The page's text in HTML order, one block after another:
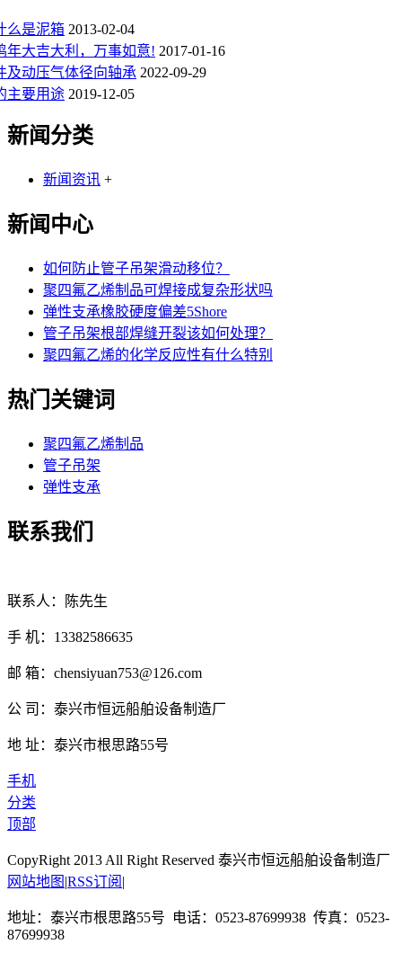
么是泥箱 2013-02-04
年大吉大利，万事如意! 2017-01-16
及动压气体径向轴承 2022-09-29
主要用途 2019-12-05
新闻分类
新闻资讯 +
新闻中心
如何防止管子吊架滑动移位？
聚四氟乙烯制品可焊接成复杂形状吗
弹性支承橡胶硬度偏差5Shore
管子吊架根部焊缝开裂该如何处理？
聚四氟乙烯的化学反应性有什么特别
热门关键词
聚四氟乙烯制品
管子吊架
弹性支承
联系我们
联系人：陈先生
手 机：13382586635
邮 箱：chensiyuan753@126.com
公 司：泰兴市恒远船舶设备制造厂
地 址：泰兴市根思路55号
手机
分类
顶部
CopyRight 2013 All Right Reserved 泰兴市恒远船舶设备制造厂
网站地图 |RSS订阅 |
地址：泰兴市根思路55号 电话：0523-87699938 传真：0523-
87699938